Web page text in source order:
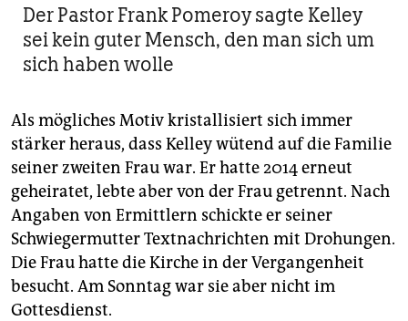
Der Pastor Frank Pomeroy sagte Kelley
sei kein guter Mensch, den man sich um
sich haben wolle
Als mögliches Motiv kristallisiert sich immer
stärker heraus, dass Kelley wütend auf die Familie
seiner zweiten Frau war. Er hatte 2014 erneut
geheiratet, lebte aber von der Frau getrennt. Nach
Angaben von Ermittlern schickte er seiner
Schwiegermutter Textnachrichten mit Drohungen.
Die Frau hatte die Kirche in der Vergangenheit
besucht. Am Sonntag war sie aber nicht im
Gottesdienst.